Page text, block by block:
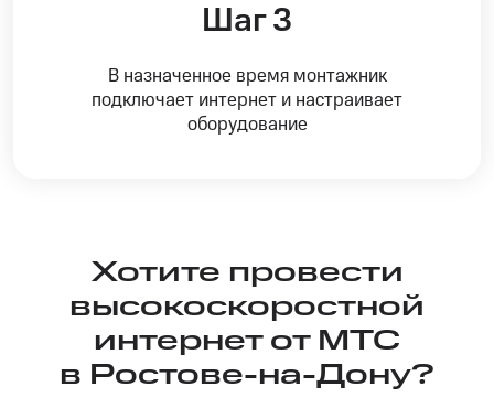
Шаг 3
В назначенное время монтажник
подключает интернет и настраивает
оборудование
Хотите провести
высокоскоростной
интернет от МТС
в Ростове-на-Дону?